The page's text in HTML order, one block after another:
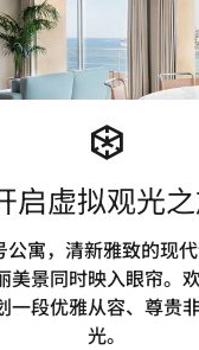
启虚拟观光
公寓，清新雅致的现
美景同时映入眼帘。
一段优雅从容、尊贵
光。